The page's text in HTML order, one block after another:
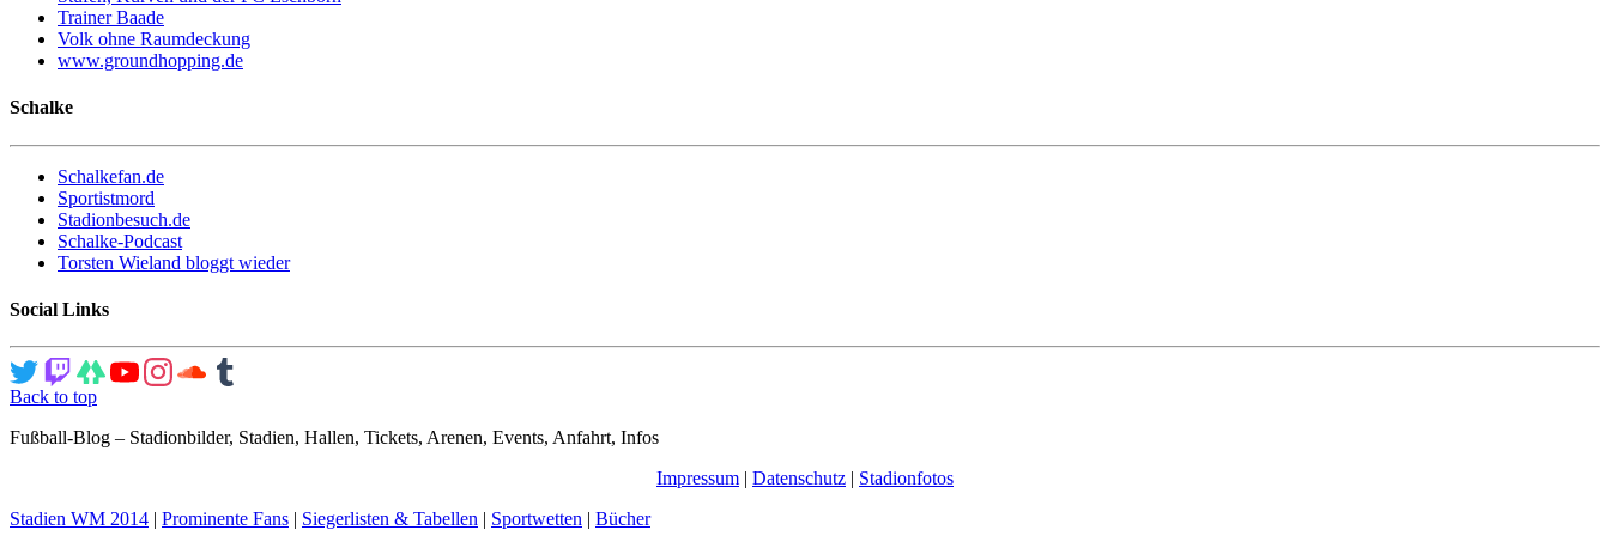
Trainer Baade
Volk ohne Raumdeckung
www.groundhopping.de
Schalke
Schalkefan.de
Sportistmord
Stadionbesuch.de
Schalke-Podcast
Torsten Wieland bloggt wieder
Social Links
Back to top
Fußball-Blog – Stadionbilder, Stadien, Hallen, Tickets, Arenen, Events, Anfahrt, Infos
Impressum | Datenschutz | Stadionfotos
Stadien WM 2014 | Prominente Fans | Siegerlisten & Tabellen | Sportwetten | Bücher